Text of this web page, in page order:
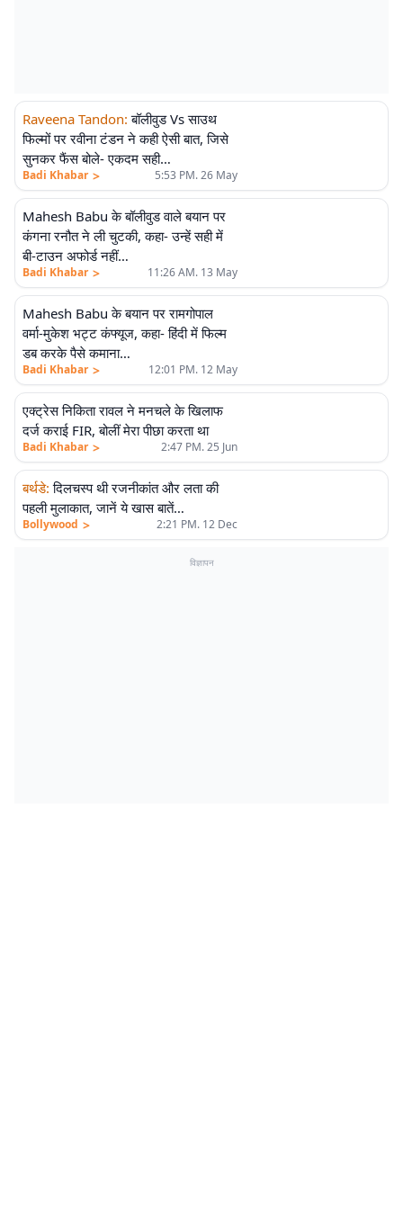
Raveena Tandon: बॉलीवुड Vs साउथ
फिल्मों पर रवीना टंडन ने कही ऐसी बात, जिसे
सुनकर फैंस बोले- एकदम सही…
Badi Khabar > 5:53 PM. 26 May
Mahesh Babu के बॉलीवुड वाले बयान पर
कंगना रनौत ने ली चुटकी, कहा- उन्हें सही में
बी-टाउन अफोर्ड नहीं…
Badi Khabar > 11:26 AM. 13 May
Mahesh Babu के बयान पर रामगोपाल
वर्मा-मुकेश भट्ट कंफ्यूज, कहा- हिंदी में फिल्म
डब करके पैसे कमाना…
Badi Khabar > 12:01 PM. 12 May
एक्ट्रेस निकिता रावल ने मनचले के खिलाफ
दर्ज कराई FIR, बोलीं मेरा पीछा करता था
Badi Khabar > 2:47 PM. 25 Jun
बर्थडे: दिलचस्प थी रजनीकांत और लता की
पहली मुलाकात, जानें ये खास बातें…
Bollywood > 2:21 PM. 12 Dec
विज्ञापन